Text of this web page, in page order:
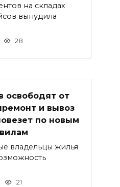
на складах
вынудила
28
освободят от
и вывоз
по новым
владельцы жилья
21